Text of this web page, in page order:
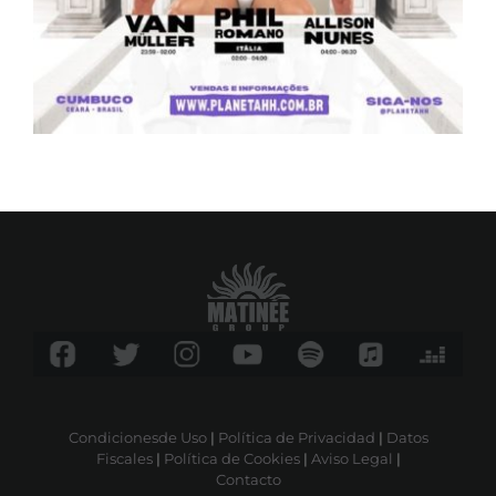
Condicionesde Uso| Política de Privacidad | Datos
Fiscales| Política de Cookies| Aviso Legal |
Contacto